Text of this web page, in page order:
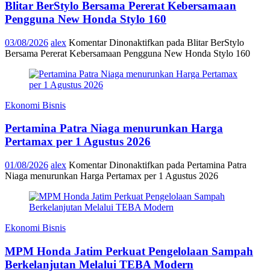
Blitar BerStylo Bersama Pererat Kebersamaan
Pengguna New Honda Stylo 160
03/08/2026 alex Komentar Dinonaktifkan pada Blitar BerStylo
Bersama Pererat Kebersamaan Pengguna New Honda Stylo 160
Ekonomi Bisnis
Pertamina Patra Niaga menurunkan Harga
Pertamax per 1 Agustus 2026
01/08/2026 alex Komentar Dinonaktifkan pada Pertamina Patra
Niaga menurunkan Harga Pertamax per 1 Agustus 2026
Ekonomi Bisnis
MPM Honda Jatim Perkuat Pengelolaan Sampah
Berkelanjutan Melalui TEBA Modern